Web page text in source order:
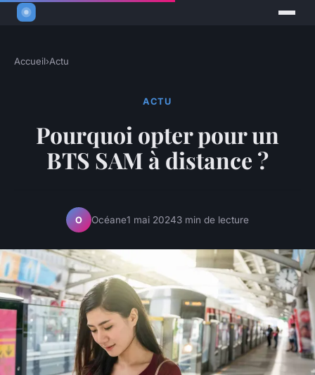
Accueil›Actu
ACTU
Pourquoi opter pour un
BTS SAM à distance ?
O Océane1 mai 20243 min de lecture